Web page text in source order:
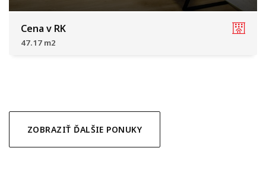
Biely Kostol
Cena v RK
47.17 m2
ZOBRAZIŤ ĎALŠIE PONUKY